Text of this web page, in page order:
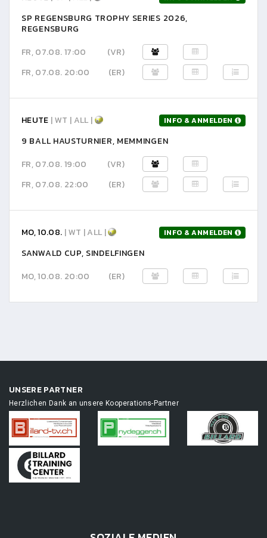
SP REGENSBURG TROPHY SERIES 2026,
REGENSBURG
FR, 07.08. 17:00
(VR)
FR, 07.08. 20:00
(ER)
HEUTE | WT | ALL | INFO & ANMELDEN
9 BALL HAUSTURNIER, MEMMINGEN
FR, 07.08. 19:00
(VR)
FR, 07.08. 22:00
(ER)
MO, 10.08. | WT | ALL | INFO & ANMELDEN
SANWALD CUP, SINDELFINGEN
MO, 10.08. 20:00
(ER)
UNSERE PARTNER
Herzlichen Dank an unsere Kooperations-Partner